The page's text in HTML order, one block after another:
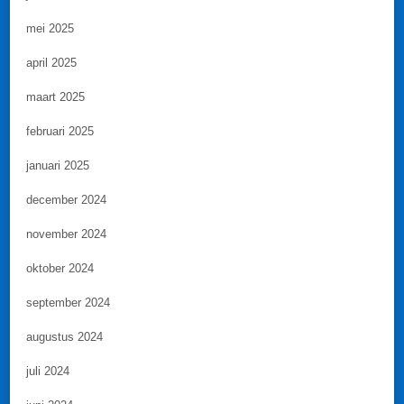
mei 2025
april 2025
maart 2025
februari 2025
januari 2025
december 2024
november 2024
oktober 2024
september 2024
augustus 2024
juli 2024